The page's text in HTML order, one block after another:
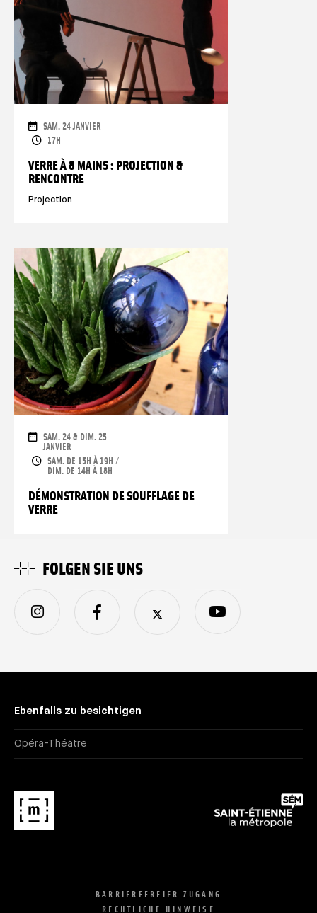
VERRE À 8 MAINS : PROJECTION &
RENCONTRE
Projection
DAUER
SAM. 24 JANVIER
ÖFFNUNGSZEITEN
17H
DÉMONSTRATION DE SOUFFLAGE DE
VERRE
DAUER
SAM. 24 & DIM. 25
JANVIER
ÖFFNUNGSZEITEN
SAM. DE 15H À 19H /
DIM. DE 14H À 18H
Ebenfalls zu besichtigen
Opéra-Théâtre
FOLGEN SIE UNS
BARRIEREFREIER ZUGANG
RECHTLICHE HINWEISE